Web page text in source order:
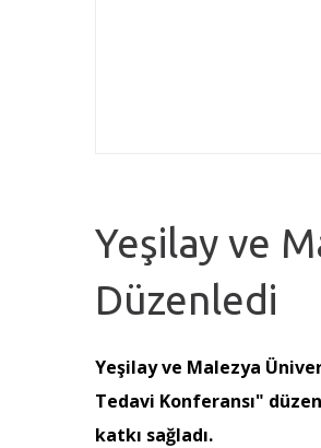
Yeşilay ve
Düzenledi
Yeşilay ve Malezya
Tedavi Konferansı"
katkı sağladı.